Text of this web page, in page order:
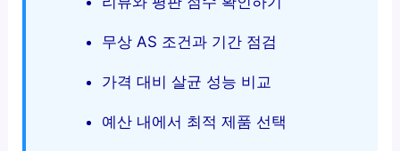
무상 AS 조건과 기간 점검
가격 대비 살균 성능 비교
예산 내에서 최적 제품 선택